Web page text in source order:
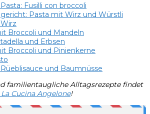
Fusilli con broccoli
Pasta mit Wirz und Würstli
Broccoli und Mandeln
und Erbsen
Broccoli und Pinienkerne
und Baumnüsse
familientaugliche Alltagsrezepte findet
Cucina Angelone!